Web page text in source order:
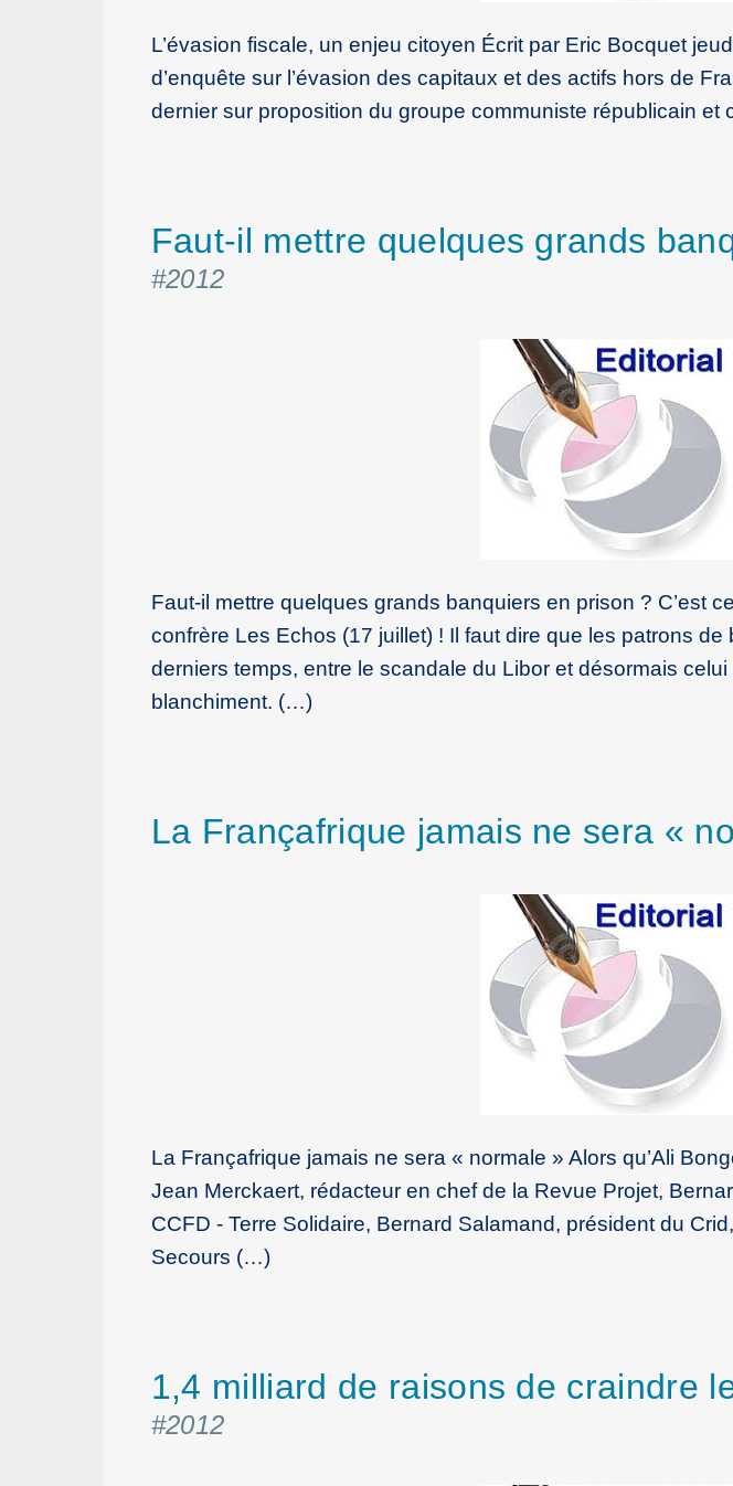
L’évasion fiscale, un enjeu citoyen Écrit par Eric Bocquet
d’enquête sur l’évasion des capitaux et des actifs hors de
dernier sur proposition du groupe communiste républicain
Faut-il mettre quelques grands
#2012
Faut-il mettre quelques grands banquiers en prison ? C’est
confrère Les Echos (17 juillet) ! Il faut dire que les patrons
derniers temps, entre le scandale du Libor et désormais
blanchiment. (…)
La Françafrique jamais ne sera «
La Françafrique jamais ne sera « normale » Alors qu’Ali
Jean Merckaert, rédacteur en chef de la Revue Projet,
CCFD - Terre Solidaire, Bernard Salamand, président du
Secours (…)
1,4 milliard de raisons de craindre
#2012